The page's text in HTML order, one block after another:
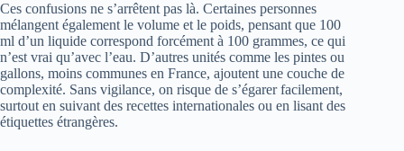
Ces confusions ne s’arrêtent pas là. Certaines personnes
mélangent également le volume et le poids, pensant que 100
ml d’un liquide correspond forcément à 100 grammes, ce qui
n’est vrai qu’avec l’eau. D’autres unités comme les pintes ou
gallons, moins communes en France, ajoutent une couche de
complexité. Sans vigilance, on risque de s’égarer facilement,
surtout en suivant des recettes internationales ou en lisant des
étiquettes étrangères.